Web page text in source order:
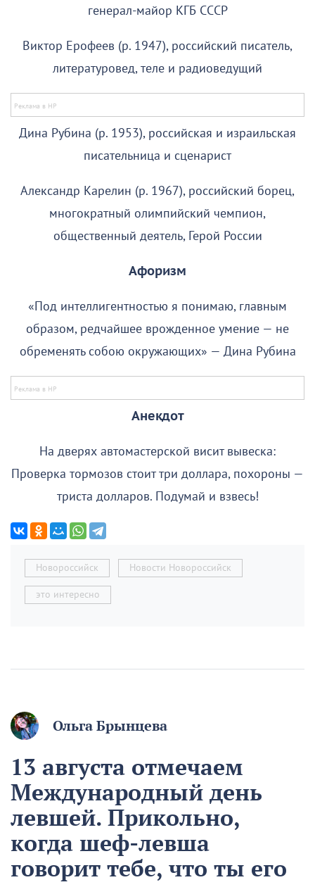
генерал-майор КГБ СССР
Виктор Ерофеев (р. 1947), российский писатель,
литературовед, теле и радиоведущий
Дина Рубина (р. 1953), российская и израильская
писательница и сценарист
Александр Карелин (р. 1967), российский борец,
многократный олимпийский чемпион,
общественный деятель, Герой России
Афоризм
«Под интеллигентностью я понимаю, главным
образом, редчайшее врожденное умение — не
обременять собою окружающих» — Дина Рубина
Анекдот
На дверях автомастерской висит вывеска:
Проверка тормозов стоит три доллара, похороны —
триста долларов. Подумай и взвесь!
Новороссийск Новости Новороссийск
это интересно
Ольга Брынцева
13 августа отмечаем
Международный день
левшей. Прикольно,
когда шеф-левша
говорит тебе, что ты его